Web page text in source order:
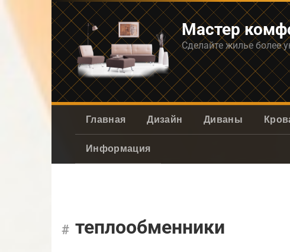
Мастер
Сделайте жилье более
Главная Дизайн Диваны
Информация
теплообменники